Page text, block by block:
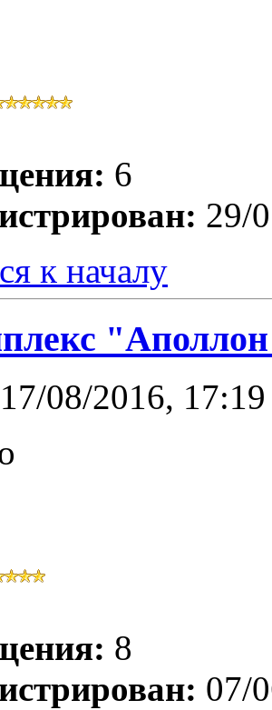
6
29/
к началу
08/2016, 17:19
8
07/